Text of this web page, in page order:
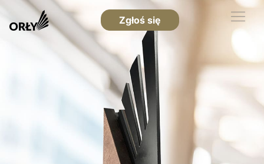
Zgłoś się